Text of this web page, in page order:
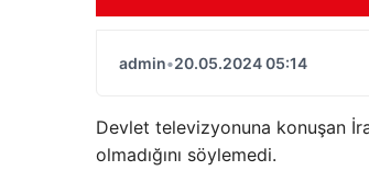
admin•20.05.2024 05:14
Devlet televizyonuna konuşan
olmadığını söylemedi.